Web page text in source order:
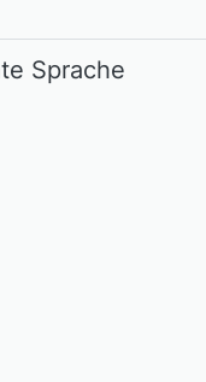
Era /
September
Sprache